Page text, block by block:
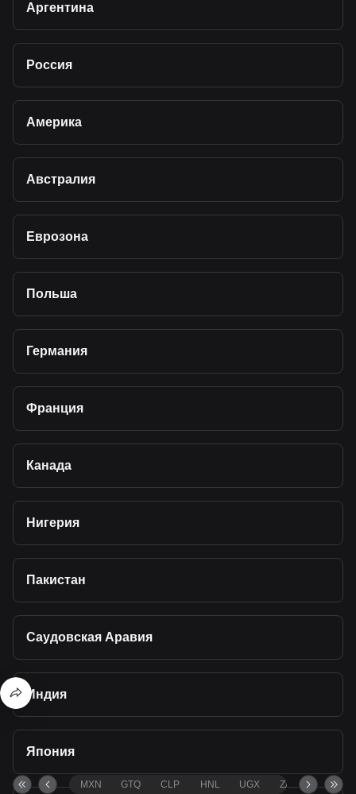
Аргентина
Россия
Америка
Австралия
Еврозона
Польша
Германия
Франция
Канада
Нигерия
Пакистан
Саудовская Аравия
Индия
Япония
MXN GTQ CLP HNL UGX ZAR TND